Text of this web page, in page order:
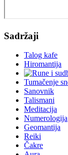
Sadržaji
Talog kafe
Hiromantija
Tumačenje
Sanovnik
Talismani
Meditacija
Numerologija
Geomantija
Reiki
Čakre